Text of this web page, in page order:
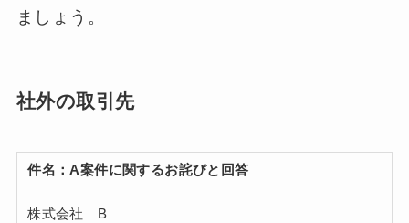
ましょう。
社外の取引先
件名：A案件に関するお詫びと回答
株式会社 B